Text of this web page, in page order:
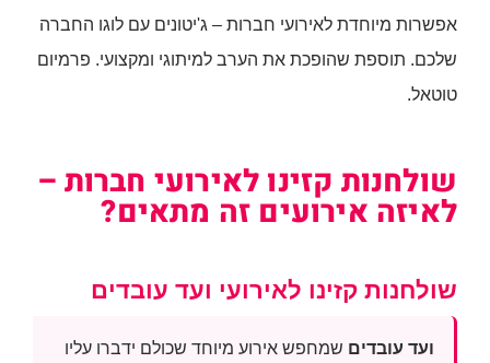
אפשרות מיוחדת לאירועי חברות – ג'יטונים עם לוגו החברה
שלכם. תוספת שהופכת את הערב למיתוגי ומקצועי. פרמיום
טוטאל.
שולחנות קזינו לאירועי חברות –
לאיזה אירועים זה מתאים?
שולחנות קזינו לאירועי ועד עובדים
ועד עובדים שמחפש אירוע מיוחד שכולם ידברו עליו